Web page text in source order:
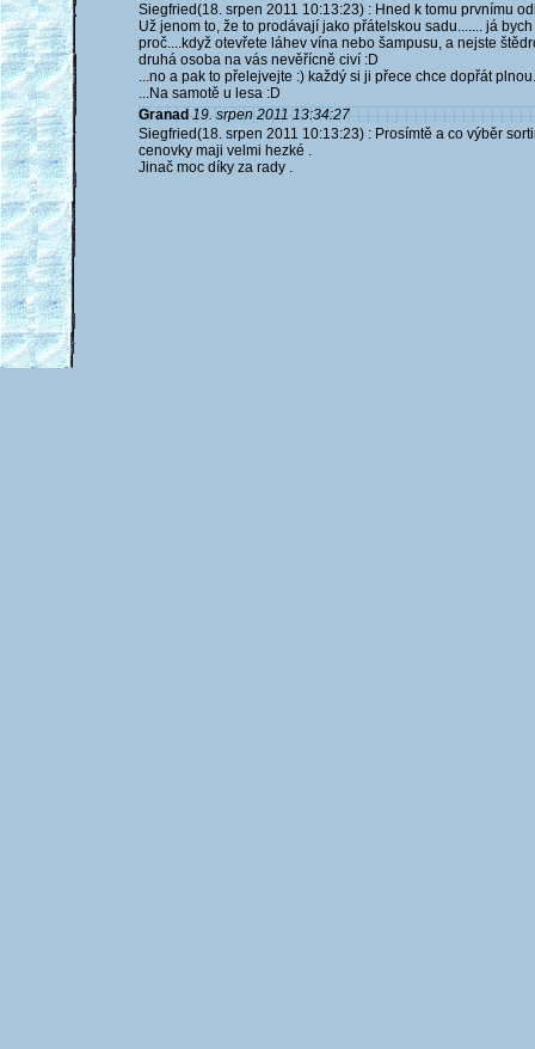
Siegfried(18. srpen 2011 10:13:23) : Hned k tomu prvnímu
Už jenom to, že to prodávají jako přátelskou sadu....... já
proč....když otevřete láhev vína nebo šampusu, a nejste
druhá osoba na vás nevěřícně civí :D
...no a pak to přelejvejte :) každý si ji přece chce dopřát
...Na samotě u lesa :D
Granad 19. srpen 2011 13:34:27
Siegfried(18. srpen 2011 10:13:23) : Prosímtě a co výběr
cenovky maji velmi hezké .
Jinač moc díky za rady .